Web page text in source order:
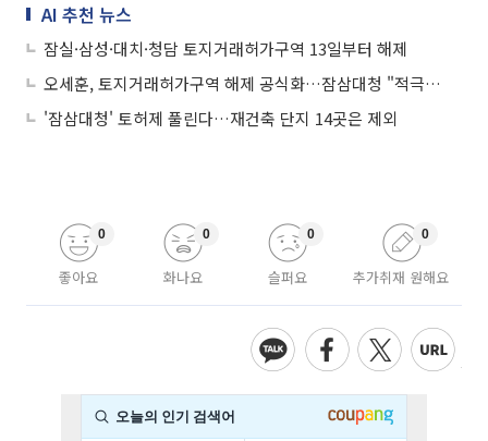
AI 추천 뉴스
잠실·삼성·대치·청담 토지거래허가구역 13일부터 해제
오세훈, 토지거래허가구역 해제 공식화…잠삼대청 "적극 환영…국지적 상승·관망세 혼조"
'잠삼대청' 토허제 풀린다…재건축 단지 14곳은 제외
좋아요
0
화나요
0
슬퍼요
0
추가취재 원해요
0